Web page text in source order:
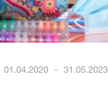
01.04.2020 - 31.05.2023